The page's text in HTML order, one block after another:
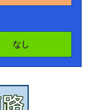
なし